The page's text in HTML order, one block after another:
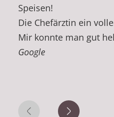
Speisen!
Die Chefärztin ein
Mir konnte man gut
Google